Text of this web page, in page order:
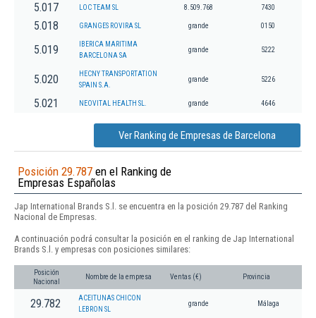
5.017 LOC TEAM SL 8.509.768 7430
5.018 GRANGES ROVIRA SL grande 0150
5.019
IBERICA MARITIMA
BARCELONA SA
grande 5222
5.020
HECNY TRANSPORTATION
SPAIN S.A.
grande 5226
5.021 NEOVITAL HEALTH SL. grande 4646
Ver Ranking de Empresas de Barcelona
Posición 29.787 en el Ranking de
Empresas Españolas
Jap International Brands S.l. se encuentra en la posición 29.787 del Ranking
Nacional de Empresas.
A continuación podrá consultar la posición en el ranking de Jap International
Brands S.l. y empresas con posiciones similares:
Posición
Nacional
Nombre de la empresa Ventas (€) Provincia
29.782
ACEITUNAS CHICON
LEBRON SL
grande Málaga